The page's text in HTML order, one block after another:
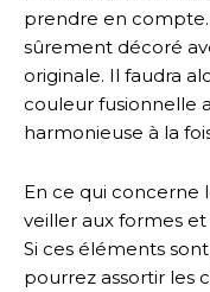
prendre en
sûrement décoré
originale. Il faudra
couleur fusionnelle
harmonieuse à la
En ce qui concerne
veiller aux formes
Si ces éléments
pourrez assortir les